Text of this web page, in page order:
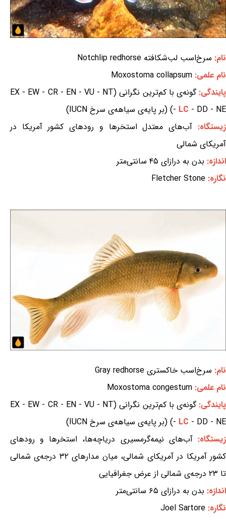
نام: سرخ‌اسب لب‌شکافته Notchlip redhorse
نام علمی: Moxostoma collapsum
پایندگی:
گونه‌ی با کم‌ترین نگرانی (EX - EW - CR - EN - VU - NT
- LC - DD - NE) (بر پایه‌ی سیاهه‌ی سرخ IUCN)
زیستگاه: آب‌های معتدل استخرها و رودهای کشور آمریکا در
آمریکای شمالی
اندازه: بدن به درازای ۴۵ سانتی‌متر
نگاره: Fletcher Stone
نام: سرخ‌اسب خاکستری Gray redhorse
نام علمی: Moxostoma congestum
پایندگی:
گونه‌ی با کم‌ترین نگرانی (EX - EW - CR - EN - VU - NT
- LC - DD - NE) (بر پایه‌ی سیاهه‌ی سرخ IUCN)
زیستگاه:آب‌های نیمه‌گرمسیری دریاچه‌ها، استخرها و رودهای
کشور آمریکا در آمریکای شمالی، میان مدارهای ۳۲ درجه‌ی شمالی
تا ۲۳ درجه‌ی شمالی از عرض جغرافیایی
اندازه: بدن به درازای ۶۵ سانتی‌متر
نگاره: Joel Sartore